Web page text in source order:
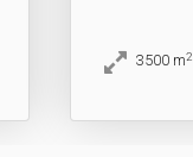
3500 m2